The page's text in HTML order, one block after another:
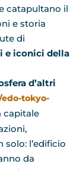
catapultano il
e storia
di
e iconici della
d’altri
tokyo-
capitale
l’edificio
da